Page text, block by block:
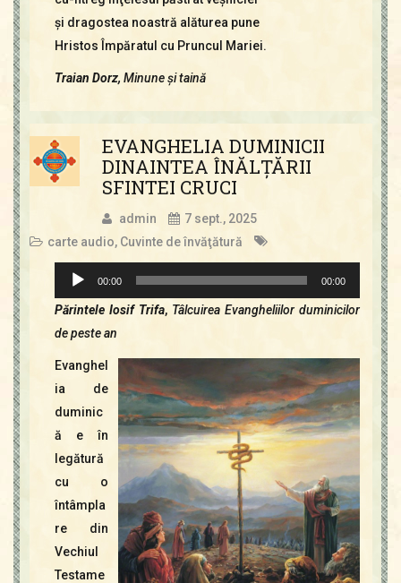
şi dragostea noastră alăturea pune
Hristos Împăratul cu Pruncul Mariei.
Traian Dorz, Minune şi taină
EVANGHELIA DUMINICII
DINAINTEA ÎNĂLŢĂRII
SFINTEI CRUCI
admin
7 sept., 2025
carte audio, Cuvinte de învăţătură
Player
audio
00:00 00:00
Părintele Iosif Trifa, Tâlcuirea Evangheliilor duminicilor
de peste an
Evanghel
ia de
duminic
ă e în
legătură
cu o
întâmpla
re din
Vechiul
Testame